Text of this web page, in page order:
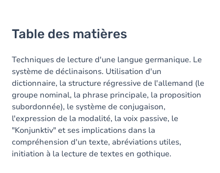
Table des matières
Techniques de lecture d'une langue germanique. Le
système de déclinaisons. Utilisation d'un
dictionnaire, la structure régressive de l'allemand (le
groupe nominal, la phrase principale, la proposition
subordonnée), le système de conjugaison,
l'expression de la modalité, la voix passive, le
"Konjunktiv" et ses implications dans la
compréhension d'un texte, abréviations utiles,
initiation à la lecture de textes en gothique.